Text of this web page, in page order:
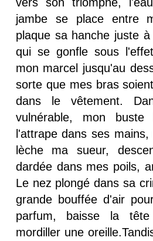
jambe se place entre
plaque sa hanche juste
qui se gonfle sous
mon marcel jusqu'au
sorte que mes bras
dans le vêtement.
vulnérable, mon
l'attrape dans ses
lèche ma sueur,
dardée dans mes poils,
Le nez plongé dans sa
grande bouffée d'air
parfum, baisse la
mordiller une